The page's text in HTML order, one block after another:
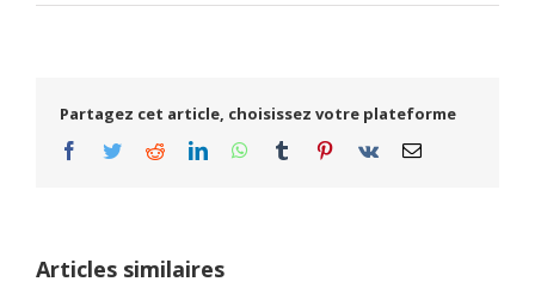
Partagez cet article, choisissez votre plateforme
Facebook
TwitterRedditLinkedInWhatsApp
Tumblr Pinterest
Vk Email
Articles similaires